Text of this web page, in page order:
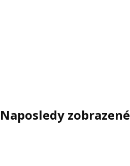
Naposledy zobrazené